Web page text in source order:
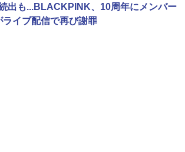
出も...BLACKPINK、10周年にメンバー
イブ配信で再び謝罪